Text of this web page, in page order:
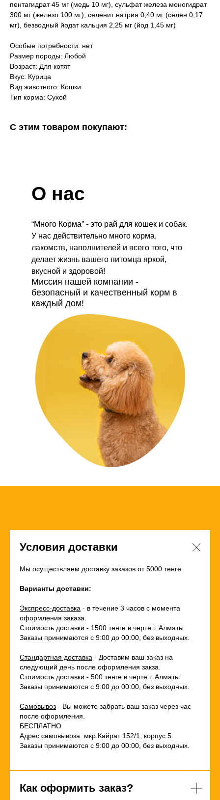
пентагидрат 45 мг (медь 10 мг), сульфат железа моногидрат
300 мг (железо 100 мг), селенит натрия 0,40 мг (селен 0,17
мг), безводный йодат кальция 2,25 мг (йод 1,45 мг)
Особые потребности: нет
Размер породы: Любой
Возраст: Для котят
Вкус: Курица
Вид животного: Кошки
Тип корма: Сухой
С этим товаром покупают:
“Много Корма” - это рай для кошек и собак.
У нас действительно много корма,
лакомств, наполнителей и всего того, что
делает жизнь вашего питомца яркой,
вкусной и здоровой!
Миссия нашей компании -
безопасный и качественный корм в
каждый дом!
О нас
Условия доставки
Мы осуществляем доставку заказов от 5000 тенге.
Варианты доставки:
Экспресс-доставка - в течение 3 часов с момента
оформления заказа.
Стоимость доставки - 1500 тенге в черте г. Алматы
Заказы принимаются с 9:00 до 00:00, без выходных.
Стандартная доставка - Доставим ваш заказ на
следующий день после оформления закза.
Стоимость доставки - 500 тенге в черте г. Алматы
Заказы принимаются с 9:00 до 00:00, без выходных.
Самовывоз - Вы можете забрать ваш заказ через час
после оформления.
БЕСПЛАТНО
Адрес самовывоза: мкр.Кайрат 152/1, корпус 5.
Заказы принимаются с 9:00 до 00:00, без выходных.
Как оформить заказ?